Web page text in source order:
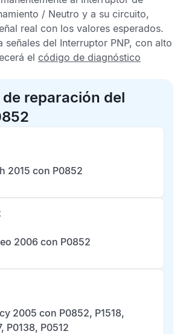
/ Neutro y a su circuito,
real con los valores esperados.
señales del Interruptor PNP, con alto
el código de diagnóstico
reparación del
2015 con P0852
2006 con P0852
2005 con P0852, P1518,
P0138, P0512